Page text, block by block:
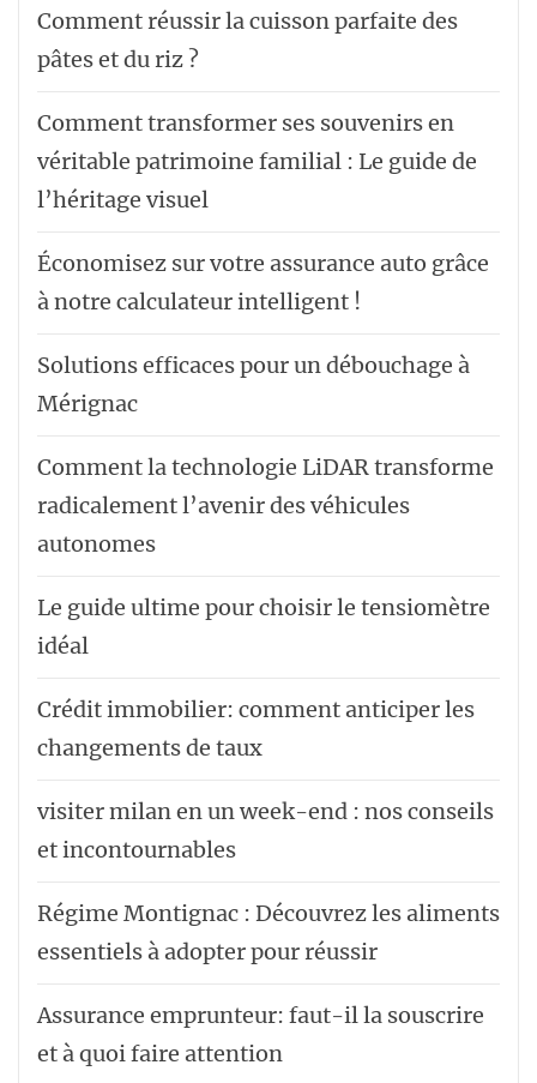
Comment réussir la cuisson parfaite des
pâtes et du riz ?
Comment transformer ses souvenirs en
véritable patrimoine familial : Le guide de
l’héritage visuel
Économisez sur votre assurance auto grâce
à notre calculateur intelligent !
Solutions efficaces pour un débouchage à
Mérignac
Comment la technologie LiDAR transforme
radicalement l’avenir des véhicules
autonomes
Le guide ultime pour choisir le tensiomètre
idéal
Crédit immobilier: comment anticiper les
changements de taux
visiter milan en un week-end : nos conseils
et incontournables
Régime Montignac : Découvrez les aliments
essentiels à adopter pour réussir
Assurance emprunteur: faut-il la souscrire
et à quoi faire attention